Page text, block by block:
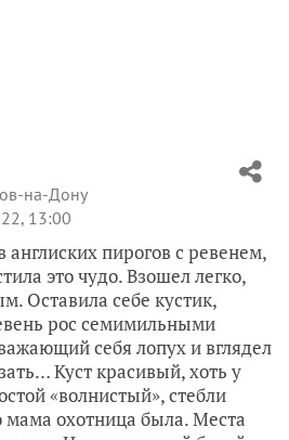
на-Дону
13:00
пирогов с ревенем,
это чудо. Взошел легко,
Оставила себе кустик,
рос семимильными
себя лопух и вглядел
Куст красивый, хоть у
«волнистый», стебли
мама охотница была. Места